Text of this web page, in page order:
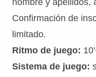
nombre y apellidos,
Confirmación de
limitado.
Ritmo de juego:
Sistema de juego: